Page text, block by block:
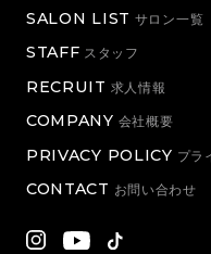
SALON LIST サロン一覧
STAFF スタッフ
RECRUIT 求人情報
COMPANY 会社概要
PRIVACY POLICY プラ
CONTACT お問い合わせ